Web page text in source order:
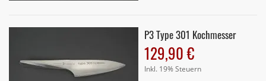
P3 Type 301 Kochmesser
129,90 €
Inkl. 19% Steuern